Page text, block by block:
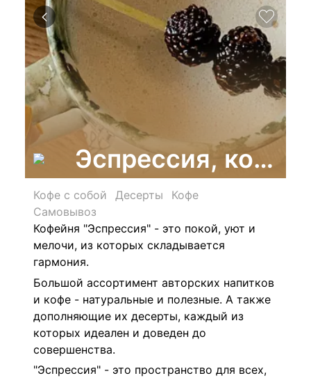
Эспрессия,
Кофе с собой Десерты
Кофе
Самовывоз
Кофейня "Эспрессия" - это покой, уют и
мелочи, из которых складывается
гармония.
Большой ассортимент авторских напитков
и кофе - натуральные и полезные. А также
дополняющие их десерты, каждый из
которых идеален и доведен до
совершенства.
"Эспрессия" - это пространство для всех,